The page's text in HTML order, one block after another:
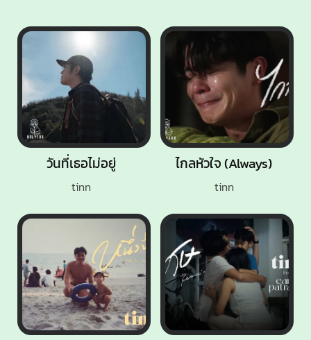
วันที่เธอไม่อยู่
tinn
ไกลหัวใจ (Always)
tinn